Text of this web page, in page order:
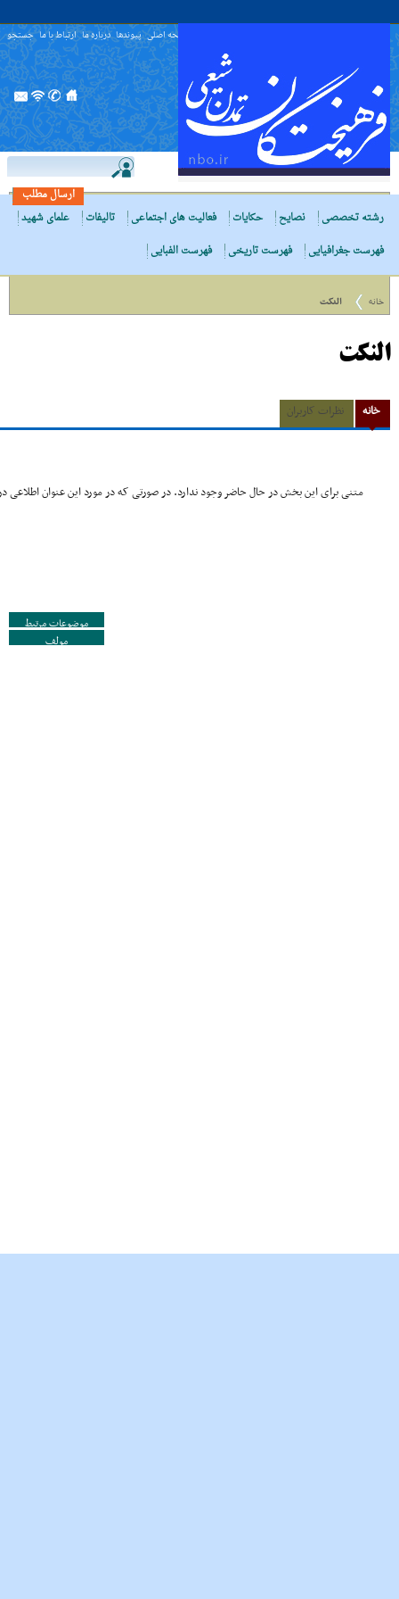
صفحه اصلی پیوندها درباره ما ارتباط با ما جستجو
ارسال مطلب
رشته تخصصی
نصایح حکایات فعالیت های اجتماعی تالیفات
علمای شهید
فهرست جغرافیایی
فهرست تاریخی فهرست الفبایی
خانه النکت
النکت
خانه نظرات کاربران
متنی برای این بخش در حال حاضر وجود ندارد. در صورتی که در مورد این عنوان اطلاعی
موضوعات مرتبط
مولف